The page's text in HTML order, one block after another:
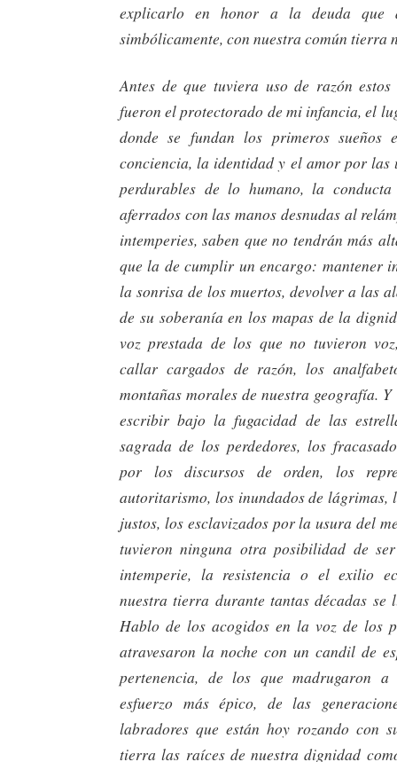
explicarlo en honor a la deuda que
simbólicamente, con nuestra común tierra
Antes de que tuviera uso de razón
fueron el protectorado de mi infancia, el
donde se fundan los primeros sueños
conciencia, la identidad y el amor por las
perdurables de lo humano, la
aferrados con las manos desnudas al
intemperies, saben que no tendrán más
que la de cumplir un encargo: mantener
la sonrisa de los muertos, devolver a las
de su soberanía en los mapas de la
voz prestada de los que no tuvieron
callar cargados de razón, los
montañas morales de nuestra geografía.
escribir bajo la fugacidad de las
sagrada de los perdedores, los
por los discursos de orden, los
autoritarismo, los inundados de lágrimas,
justos, los esclavizados por la usura del
tuvieron ninguna otra posibilidad de
intemperie, la resistencia o el exilio
nuestra tierra durante tantas décadas se
Hablo de los acogidos en la voz de los
atravesaron la noche con un candil de
pertenencia, de los que madrugaron
esfuerzo más épico, de las
labradores que están hoy rozando con
tierra las raíces de nuestra dignidad